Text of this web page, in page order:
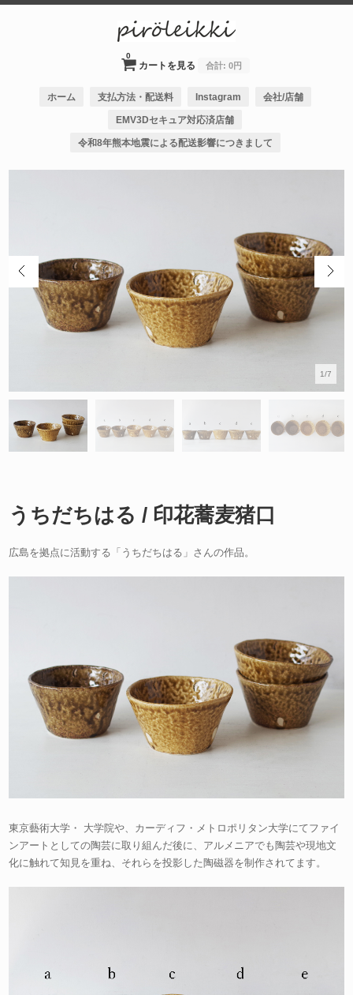
カートを見る
0
合計: 0円
ホーム 支払方法・配送料 Instagram 会社/店舗
EMV3Dセキュア対応済店舗
令和8年熊本地震による配送影響につきまして
1/7
うちだちはる / 印花蕎麦猪口
広島を拠点に活動する「うちだちはる」さんの作品。
東京藝術大学・ 大学院や、カーディフ・メトロポリタン大学にてファイ
ンアートとしての陶芸に取り組んだ後に、アルメニアでも陶芸や現地文
化に触れて知見を重ね、それらを投影した陶磁器を制作されてます。